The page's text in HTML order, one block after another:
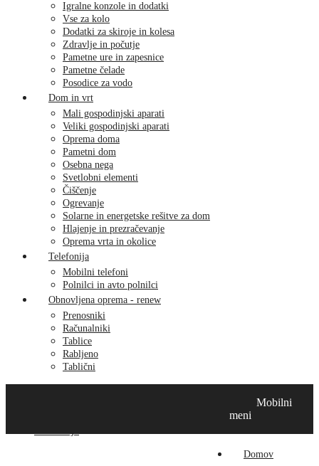
Igralne konzole in dodatki
Vse za kolo
Dodatki za skiroje in kolesa
Zdravlje in počutje
Pametne ure in zapesnice
Pametne čelade
Posodice za vodo
Dom in vrt
Mali gospodinjski aparati
Veliki gospodinjski aparati
Oprema doma
Pametni dom
Osebna nega
Svetlobni elementi
Čiščenje
Ogrevanje
Solarne in energetske rešitve za dom
Hlajenje in prezračevanje
Oprema vrta in okolice
Telefonija
Mobilni telefoni
Polnilci in avto polnilci
Obnovljena oprema - renew
Prenosniki
Računalniki
Tablice
Rabljeno
Tablični
Mobilni
meni
Domov